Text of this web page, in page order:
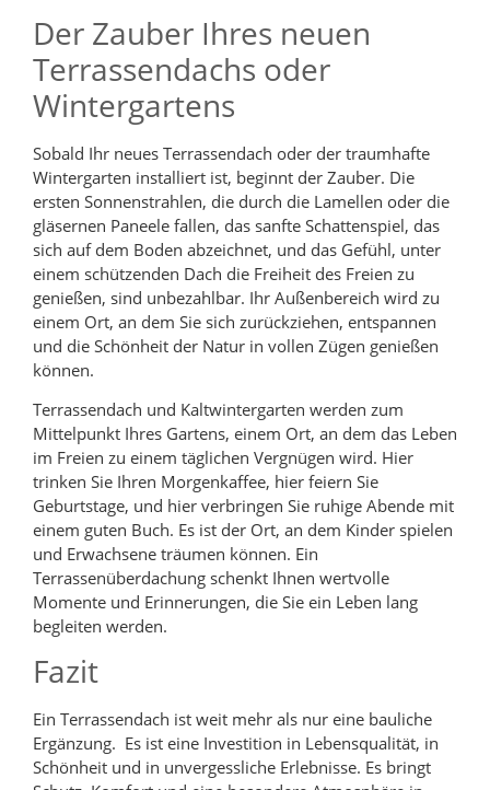
Der Zauber Ihres neuen
Terrassendachs oder
Wintergartens
Sobald Ihr neues Terrassendach oder der traumhafte
Wintergarten installiert ist, beginnt der Zauber. Die
ersten Sonnenstrahlen, die durch die Lamellen oder die
gläsernen Paneele fallen, das sanfte Schattenspiel, das
sich auf dem Boden abzeichnet, und das Gefühl, unter
einem schützenden Dach die Freiheit des Freien zu
genießen, sind unbezahlbar. Ihr Außenbereich wird zu
einem Ort, an dem Sie sich zurückziehen, entspannen
und die Schönheit der Natur in vollen Zügen genießen
können.
Terrassendach und Kaltwintergarten werden zum
Mittelpunkt Ihres Gartens, einem Ort, an dem das Leben
im Freien zu einem täglichen Vergnügen wird. Hier
trinken Sie Ihren Morgenkaffee, hier feiern Sie
Geburtstage, und hier verbringen Sie ruhige Abende mit
einem guten Buch. Es ist der Ort, an dem Kinder spielen
und Erwachsene träumen können. Ein
Terrassenüberdachung schenkt Ihnen wertvolle
Momente und Erinnerungen, die Sie ein Leben lang
begleiten werden.
Fazit
Ein Terrassendach ist weit mehr als nur eine bauliche
Ergänzung. Es ist eine Investition in Lebensqualität, in
Schönheit und in unvergessliche Erlebnisse. Es bringt